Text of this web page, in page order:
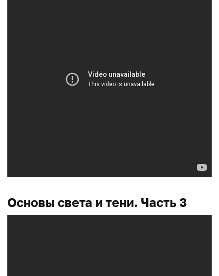
Основы света и тени. Часть 3